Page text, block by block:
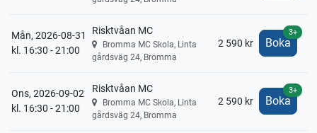
Mån, 2026-08-31
kl. 16:30 - 21:00
Risktvåan MC
Bromma MC Skola, Linta
gårdsväg 24, Bromma
2 590 kr Boka
3+
Ons, 2026-09-02
kl. 16:30 - 21:00
Risktvåan MC
Bromma MC Skola, Linta
gårdsväg 24, Bromma
2 590 kr Boka
3+